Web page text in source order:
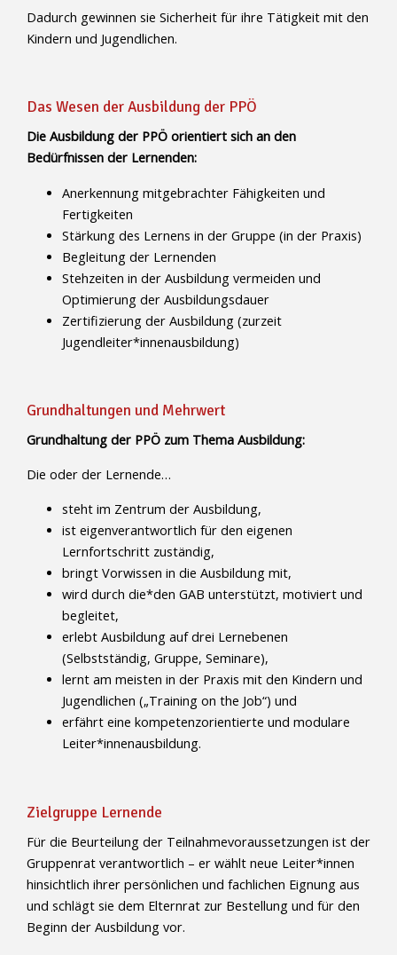
Dadurch gewinnen sie Sicherheit für ihre Tätigkeit mit den
Kindern und Jugendlichen.
Das Wesen der Ausbildung der PPÖ
Die Ausbildung der PPÖ orientiert sich an den
Bedürfnissen der Lernenden:
Anerkennung mitgebrachter Fähigkeiten und
Fertigkeiten
Stärkung des Lernens in der Gruppe (in der Praxis)
Begleitung der Lernenden
Stehzeiten in der Ausbildung vermeiden und
Optimierung der Ausbildungsdauer
Zertifizierung der Ausbildung (zurzeit
Jugendleiter*innenausbildung)
Grundhaltungen und Mehrwert
Grundhaltung der PPÖ zum Thema Ausbildung:
Die oder der Lernende…
steht im Zentrum der Ausbildung,
ist eigenverantwortlich für den eigenen
Lernfortschritt zuständig,
bringt Vorwissen in die Ausbildung mit,
wird durch die*den GAB unterstützt, motiviert und
begleitet,
erlebt Ausbildung auf drei Lernebenen
(Selbstständig, Gruppe, Seminare),
lernt am meisten in der Praxis mit den Kindern und
Jugendlichen („Training on the Job“) und
erfährt eine kompetenzorientierte und modulare
Leiter*innenausbildung.
Zielgruppe Lernende
Für die Beurteilung der Teilnahmevoraussetzungen ist der
Gruppenrat verantwortlich – er wählt neue Leiter*innen
hinsichtlich ihrer persönlichen und fachlichen Eignung aus
und schlägt sie dem Elternrat zur Bestellung und für den
Beginn der Ausbildung vor.